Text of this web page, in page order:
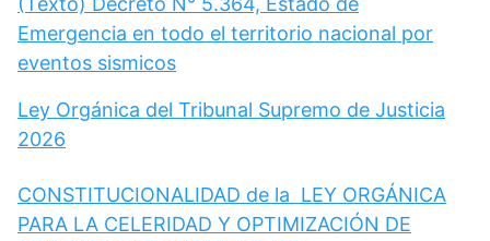
Emergencia en todo el territorio nacional por
eventos sismicos
Ley Orgánica del Tribunal Supremo de Justicia
2026
CONSTITUCIONALIDAD de la LEY ORGÁNICA
PARA LA CELERIDAD Y OPTIMIZACIÓN DE